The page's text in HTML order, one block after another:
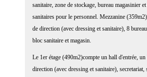
sanitaire, zone de stockage, bureau magasinier
sanitaires pour le personnel. Mezzanine
de direction (avec dressing et sanitaire), 8
bloc sanitaire et magasin.
Le 1er étage (490m2)compte un hall d'entrée, un
direction (avec dressing et sanitaire), secretariat,